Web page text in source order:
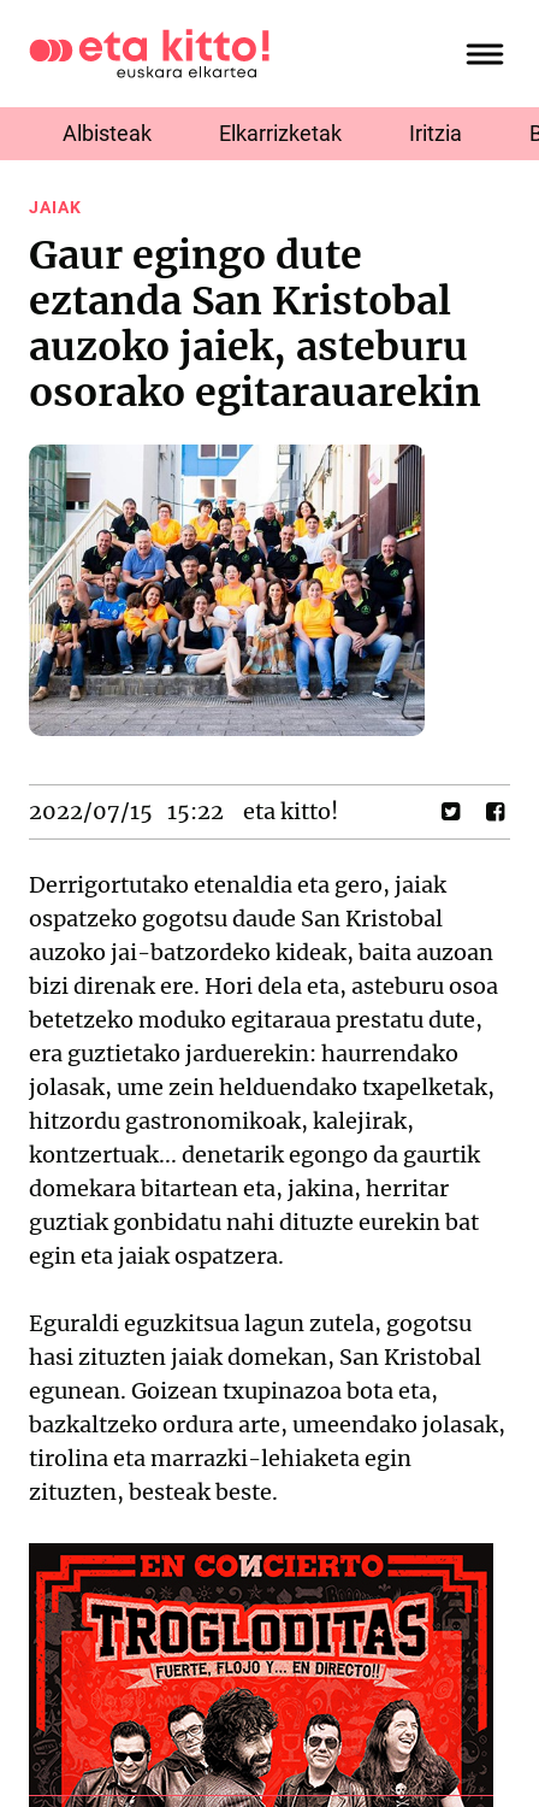
Albisteak Elkarrizketak Iritzia
JAIAK
Gaur egingo dute
eztanda San Kristobal
auzoko jaiek, asteburu
osorako egitarauarekin
2022/07/15 15:22 eta kitto!
Derrigortutako etenaldia eta gero, jaiak
ospatzeko gogotsu daude San Kristobal
auzoko jai-batzordeko kideak, baita auzoan
bizi direnak ere. Hori dela eta, asteburu osoa
betetzeko moduko egitaraua prestatu dute,
era guztietako jarduerekin: haurrendako
jolasak, ume zein helduendako txapelketak,
hitzordu gastronomikoak, kalejirak,
kontzertuak... denetarik egongo da gaurtik
domekara bitartean eta, jakina, herritar
guztiak gonbidatu nahi dituzte eurekin bat
egin eta jaiak ospatzera.
Eguraldi eguzkitsua lagun zutela, gogotsu
hasi zituzten jaiak domekan, San Kristobal
egunean. Goizean txupinazoa bota eta,
bazkaltzeko ordura arte, umeendako jolasak,
tirolina eta marrazki-lehiaketa egin
zituzten, besteak beste.